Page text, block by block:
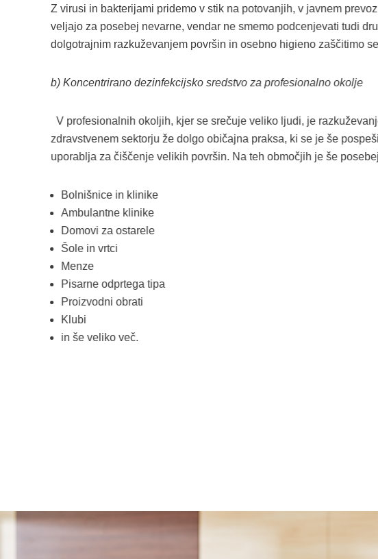
Z virusi in bakterijami pridemo v stik na potovanjih, v javnem
veljajo za posebej nevarne, vendar ne smemo podcenjevati tudi
dolgotrajnim razkuževanjem površin in osebno higieno zaščitimo
b) Koncentrirano dezinfekcijsko sredstvo za profesionalno okolje
V profesionalnih okoljih, kjer se srečuje veliko ljudi, je
zdravstvenem sektorju že dolgo običajna praksa, ki se je še
uporablja za čiščenje velikih površin. Na teh območjih je še
Bolnišnice in klinike
Ambulantne klinike
Domovi za ostarele
Šole in vrtci
Menze
Pisarne odprtega tipa
Proizvodni obrati
Klubi
in še veliko več.